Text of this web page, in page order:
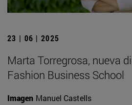
23 | 06 | 2025
Marta Torregrosa, nueva
Fashion Business School
Imagen Manuel Castells